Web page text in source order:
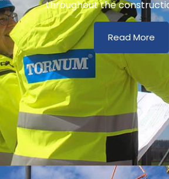
throughout the
Read More